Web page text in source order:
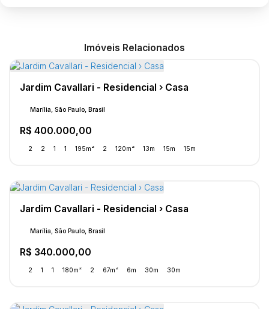
Imóveis Relacionados
Jardim Cavallari - Residencial › Casa
R$ 400.000,00
Marília, São Paulo, Brasil
2 2 1 1 195m² 2 120m² 13m 15m 15m
Jardim Cavallari - Residencial › Casa
R$ 340.000,00
Marília, São Paulo, Brasil
2 1 1 180m² 2 67m² 6m 30m 30m